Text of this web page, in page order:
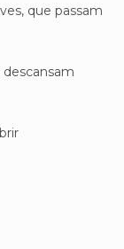
que passam